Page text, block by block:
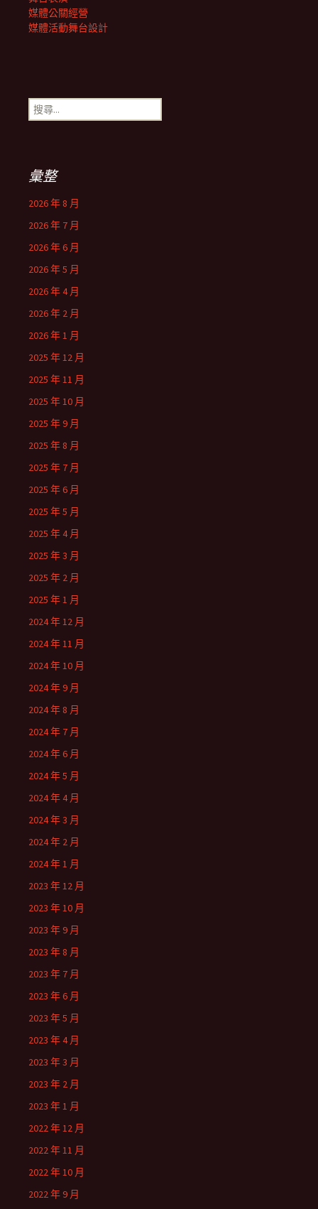
媒體公關經營
媒體活動舞台設計
搜
尋
彙整
2026 年 8 月
2026 年 7 月
2026 年 6 月
2026 年 5 月
2026 年 4 月
2026 年 2 月
2026 年 1 月
2025 年 12 月
2025 年 11 月
2025 年 10 月
2025 年 9 月
2025 年 8 月
2025 年 7 月
2025 年 6 月
2025 年 5 月
2025 年 4 月
2025 年 3 月
2025 年 2 月
2025 年 1 月
2024 年 12 月
2024 年 11 月
2024 年 10 月
2024 年 9 月
2024 年 8 月
2024 年 7 月
2024 年 6 月
2024 年 5 月
2024 年 4 月
2024 年 3 月
2024 年 2 月
2024 年 1 月
2023 年 12 月
2023 年 10 月
2023 年 9 月
2023 年 8 月
2023 年 7 月
2023 年 6 月
2023 年 5 月
2023 年 4 月
2023 年 3 月
2023 年 2 月
2023 年 1 月
2022 年 12 月
2022 年 11 月
2022 年 10 月
2022 年 9 月